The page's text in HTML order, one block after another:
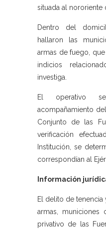
situada al nororiente
Dentro del
hallaron las
armas de fuego,
indicios
investiga.
El operativo
acompañamiento
Conjunto de las
verificación
Institución, se
correspondían al
Información
El delito de
armas,
privativo de las